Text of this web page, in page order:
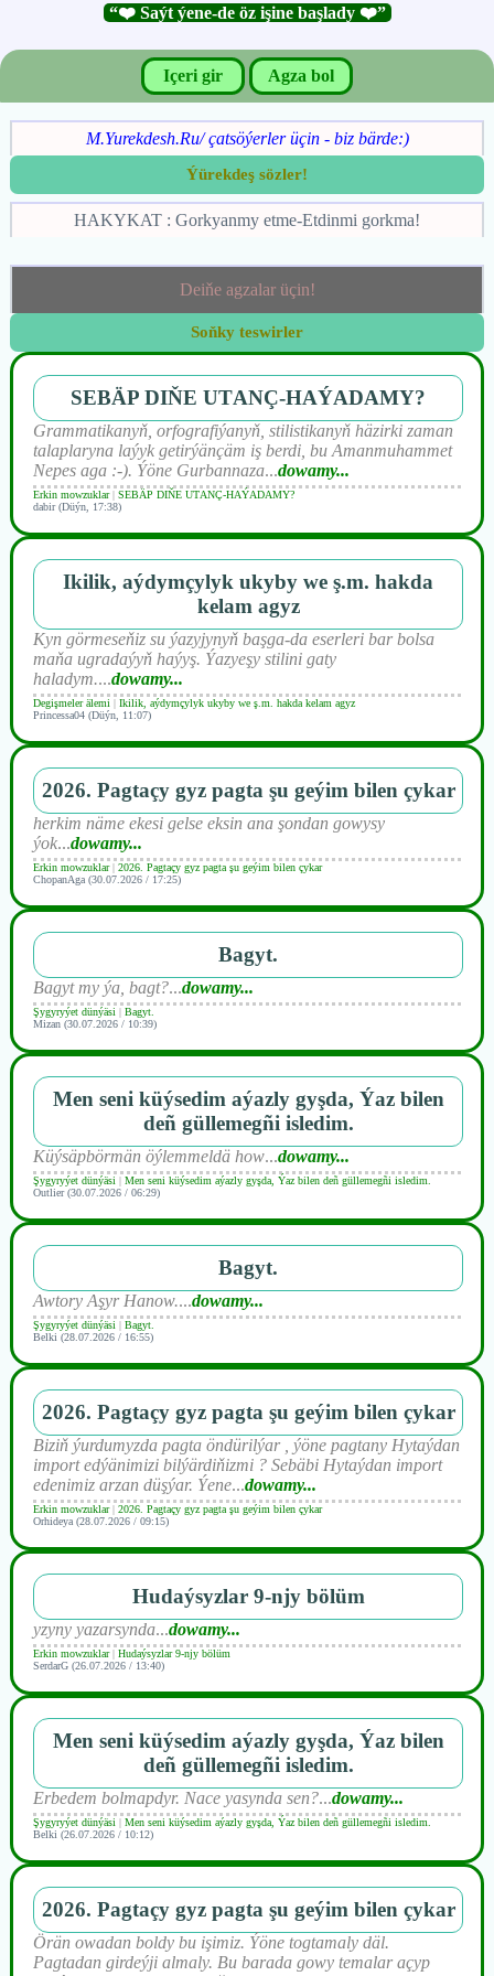
“❤️ Saýt ýene-de öz işine başlady ❤️”
Içeri gir Agza bol
M.Yurekdesh.Ru/ çatsöýerler üçin - biz bärde:)
Ýürekdeş sözler!
HAKYKAT : Gorkyanmy etme-Etdinmi gorkma!
Deiňe agzalar üçin!
Soňky teswirler
SEBÄP DIŇE UTАNÇ-HАÝADАMY?
Grammatikanyň, orfografiýanyň, stilistikanyň häzirki zaman
talaplaryna laýyk getirýänçäm iş berdi, bu Amanmuhammet
Nepes aga :-). Ýöne Gurbannaza...dowamy...
Erkin mowzuklar| SEBÄP DIŇE UTАNÇ-HАÝADАMY?
dabir (Düýn, 17:38)
Ikilik, aýdymçylyk ukyby we ş.m. hakda
kelam agyz
Kyn görmeseňiz su ýazyjynyň başga-da eserleri bar bolsa
maňa ugradaýyň haýyş. Ýazyeşy stilini gaty
haladym....dowamy...
Degişmeler älemi | Ikilik, aýdymçylyk ukyby we ş.m. hakda kelam agyz
Princessa04 (Düýn, 11:07)
2026. Pagtaçy gyz pagta şu geýim bilen çykar
herkim näme ekesi gelse eksin ana şondan gowysy
ýok...dowamy...
Erkin mowzuklar| 2026. Pagtaçy gyz pagta şu geýim bilen çykar
ChopanAga (30.07.2026 / 17:25)
Bagyt.
Bagyt my ýa, bagt?...dowamy...
Şygyryýet dünýäsi | Bagyt.
Mizan (30.07.2026 / 10:39)
Men seni küýsedim aýazly gyşda, Ýaz bilen
deñ güllemegñi isledim.
Küýsäpbörmän öýlemmeldä how...dowamy...
Şygyryýet dünýäsi | Men seni küýsedim aýazly gyşda, Ýaz bilen deñ güllemegñi isledim.
Outlier (30.07.2026 / 06:29)
Bagyt.
Awtory Aşyr Hanow....dowamy...
Şygyryýet dünýäsi | Bagyt.
Belki (28.07.2026 / 16:55)
2026. Pagtaçy gyz pagta şu geýim bilen çykar
Biziň ýurdumyzda pagta öndürilýar , ýöne pagtany Hytaýdan
import edýänimizi bilýärdiňizmi ? Sebäbi Hytaýdan import
edenimiz arzan düşýar. Ýene...dowamy...
Erkin mowzuklar| 2026. Pagtaçy gyz pagta şu geýim bilen çykar
Orhideya (28.07.2026 / 09:15)
Hudaýsyzlar 9-njy bölüm
yzyny yazarsynda...dowamy...
Erkin mowzuklar| Hudaýsyzlar 9-njy bölüm
SerdarG (26.07.2026 / 13:40)
Men seni küýsedim aýazly gyşda, Ýaz bilen
deñ güllemegñi isledim.
Erbedem bolmapdyr. Nace yasynda sen?...dowamy...
Şygyryýet dünýäsi | Men seni küýsedim aýazly gyşda, Ýaz bilen deñ güllemegñi isledim.
Belki (26.07.2026 / 10:12)
2026. Pagtaçy gyz pagta şu geýim bilen çykar
Örän owadan boldy bu işimiz. Ýöne togtamaly däl.
Pagtadan girdeýji almaly. Bu barada gowy temalar açyp